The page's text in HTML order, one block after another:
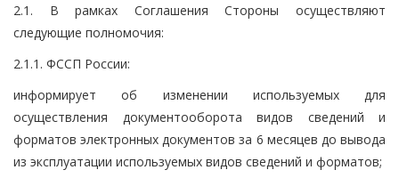
2.1. В рамках Соглашения Стороны осуществляют
следующие полномочия:
2.1.1. ФССП России:
информирует об изменении используемых для
осуществления документооборота видов сведений и
форматов электронных документов за 6 месяцев до вывода
из эксплуатации используемых видов сведений и форматов;